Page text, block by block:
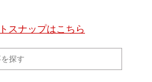
スナップはこちら